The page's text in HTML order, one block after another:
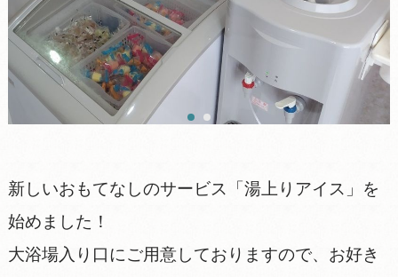
新しいおもてなしのサービス「湯上りアイス」を
始めました！
大浴場入り口にご用意しておりますので、お好き